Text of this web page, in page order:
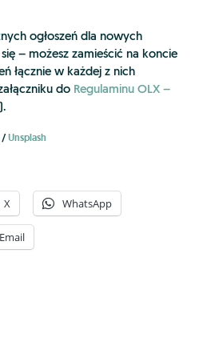
ogłoszeń dla nowych
– możesz zamieścić na koncie
łącznie w każdej z nich
do Regulaminu OLX –
).
/Unsplash
X WhatsApp
Email